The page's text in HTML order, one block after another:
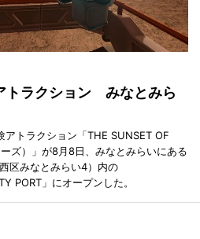
トラクション みなとみら
アトラクション「THE SUNSET OF
ズ）」が8月8日、みなとみらいにある
区みなとみらい4）内の
PORT」にオープンした。